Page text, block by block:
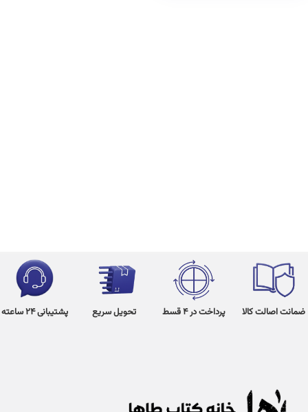
ضمانت اصالت کالا پرداخت در 4 قسط تحویل سریع پشتیبانی 24 ساعته